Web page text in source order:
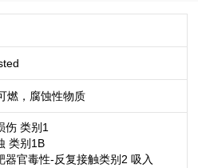
燃，腐蚀性物质
伤 类别1
类别1B
器官毒性-反复接触类别2 吸入